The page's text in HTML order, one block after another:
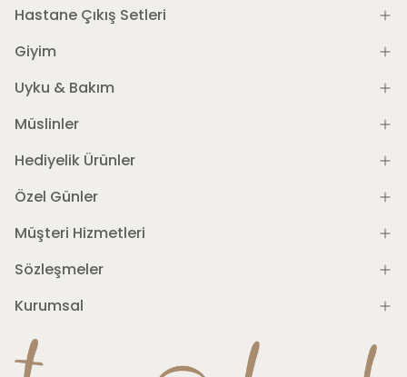
Hastane Çıkış Setleri
Giyim
Uyku & Bakım
Müslinler
Hediyelik Ürünler
Özel Günler
Müşteri Hizmetleri
Sözleşmeler
Kurumsal